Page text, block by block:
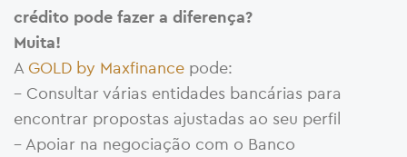
crédito pode fazer a diferença?
Muita!
A GOLD by Maxfinance pode:
– Consultar várias entidades bancárias para
encontrar propostas ajustadas ao seu perfil
– Apoiar na negociação com o Banco